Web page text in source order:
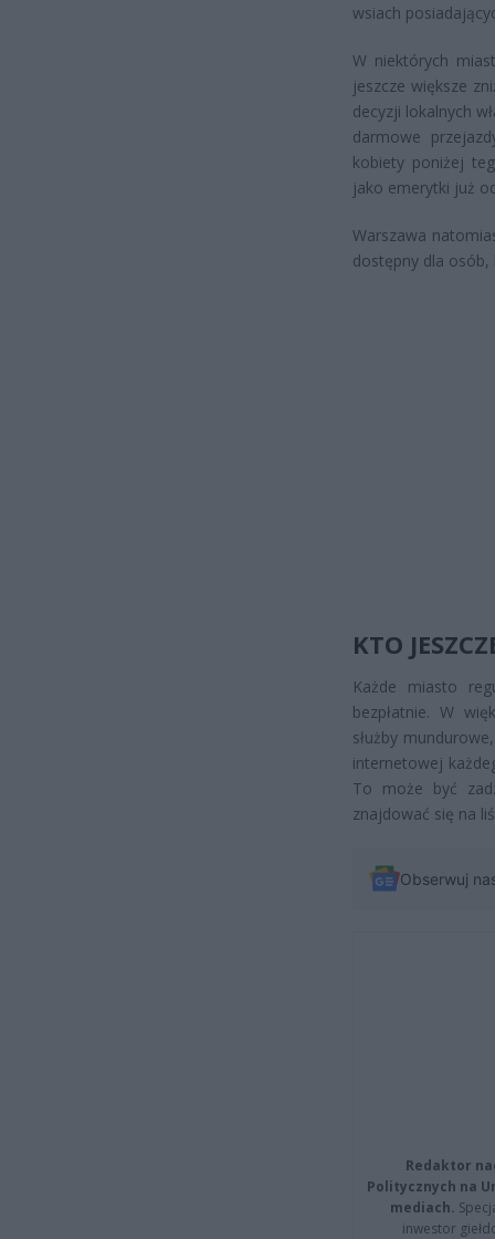
wsiach
W niektórych
jeszcze większe
decyzji lokalnych
darmowe
kobiety poniżej
jako emerytki już
Warszawa
dostępny dla osób,
KTO
Każde miasto
bezpłatnie. W
służby
internetowej
To może być
znajdować się na
Obserwuj
Redaktor
Politycznych na
mediach.
inwestor